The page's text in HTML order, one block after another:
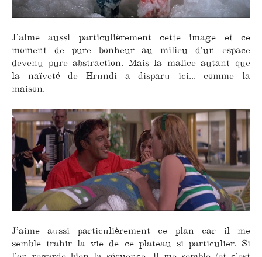
J’aime aussi particulièrement cette image et ce
moment de pure bonheur au milieu d’un espace
devenu pure abstraction. Mais la malice autant que
la naïveté de Hrundi a disparu ici... comme la
maison.
J’aime aussi particulièrement ce plan car il me
semble trahir la vie de ce plateau si particulier. Si